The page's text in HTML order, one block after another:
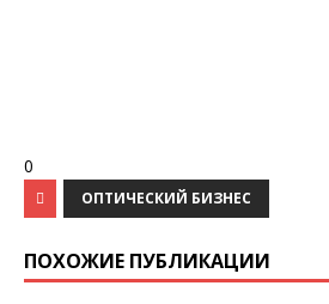
0
ОПТИЧЕСКИЙ БИЗНЕС
ПОХОЖИЕ ПУБЛИКАЦИИ